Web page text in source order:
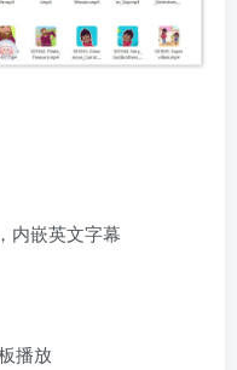
内嵌英文字幕
播放